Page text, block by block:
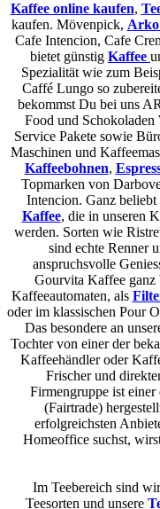
Kaffee online kaufen,
kaufen. Mövenpick, Arko
Cafe Intencion, Cafe
bietet günstig Kaffee
Spezialität wie zum
Caffé Lungo so
bekommst Du bei uns
Food und
Service Pakete sowie
Maschinen und
Kaffeebohnen,
Topmarken von
Intencion. Ganz
Kaffee, die in unseren
werden. Sorten wie
sind echte Renner
anspruchsvolle
Gourvita Kaffee ganz
Kaffeeautomaten, als
oder im klassischen Pour
Das besondere an
Tochter von einer der
Kaffeehändler oder
Frischer und
Firmengruppe ist
(Fairtrade)
erfolgreichsten
Homeoffice suchst,
Im Teebereich sind
Teesorten und unsere